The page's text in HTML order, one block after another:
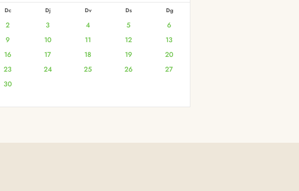
Dc Dj Dv Ds Dg
2 3 4 5
6
9 10 11 12
13
16 17 18 19
20
23 24 25 26
27
30